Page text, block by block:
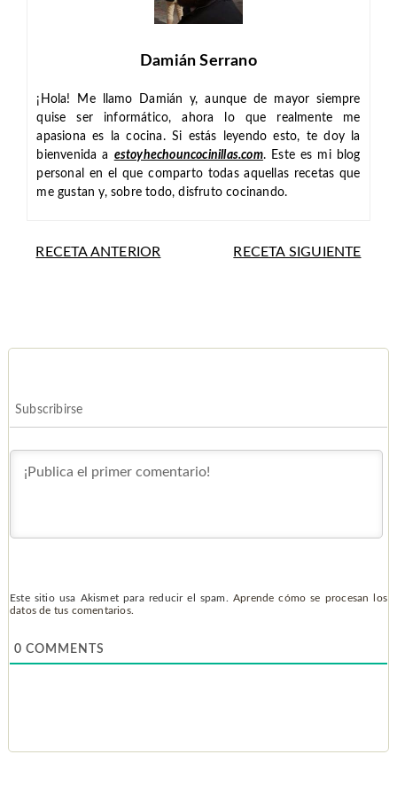
Damián Serrano
¡Hola! Me llamo Damián y, aunque de mayor siempre
quise ser informático, ahora lo que realmente me
apasiona es la cocina. Si estás leyendo esto, te doy la
bienvenida a estoyhechouncocinillas.com. Este es mi blog
personal en el que comparto todas aquellas recetas que
me gustan y, sobre todo, disfruto cocinando.
RECETA ANTERIOR RECETA SIGUIENTE
Subscribirse
Este sitio usa Akismet para reducir el spam. Aprende cómo se procesan los
datos de tus comentarios.
0 COMMENTS